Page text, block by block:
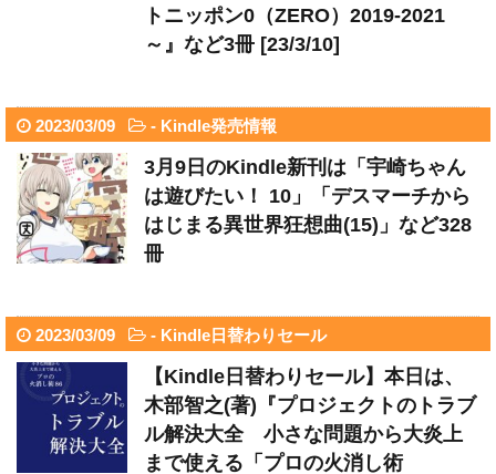
トニッポン0（ZERO）2019-2021
～』など3冊 [23/3/10]
2023/03/09 - Kindle発売情報
3月9日のKindle新刊は「宇崎ちゃん
は遊びたい！ 10」「デスマーチから
はじまる異世界狂想曲(15)」など328
冊
2023/03/09 - Kindle日替わりセール
【Kindle日替わりセール】本日は、
木部智之(著)『プロジェクトのトラブ
ル解決大全 小さな問題から大炎上
まで使える「プロの火消し術